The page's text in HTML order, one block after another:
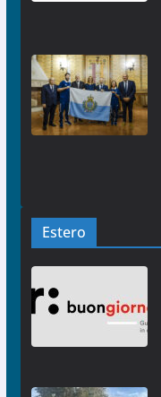
Estero